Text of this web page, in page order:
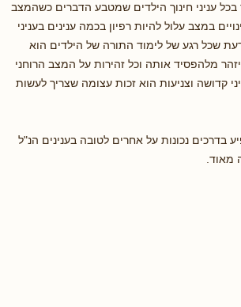
עניני חינוך הילדים שמטבע הדברים כשהמצב
במצב עלול להיות רפיון בכמה ענינים בעניני
שכל רגע של לימוד התורה של הילדים הוא
מלהפסיד אותה וכל זהירות על המצב הרוחני
קדושה וצניעות הוא זכות עצומה שצריך לעשות
בדרכים נכונות על אחרים לטובה בענינים הנ"ל
מאוד.